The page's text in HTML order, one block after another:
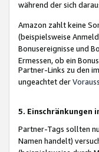
während der sich
Amazon zahlt keine
(beispielsweise
Bonusereignisse und
Ermessen, ob ein
Partner-Links zu den
ungeachtet der
5. Einschränkungen
Partner-Tags sollten
Namen handelt)